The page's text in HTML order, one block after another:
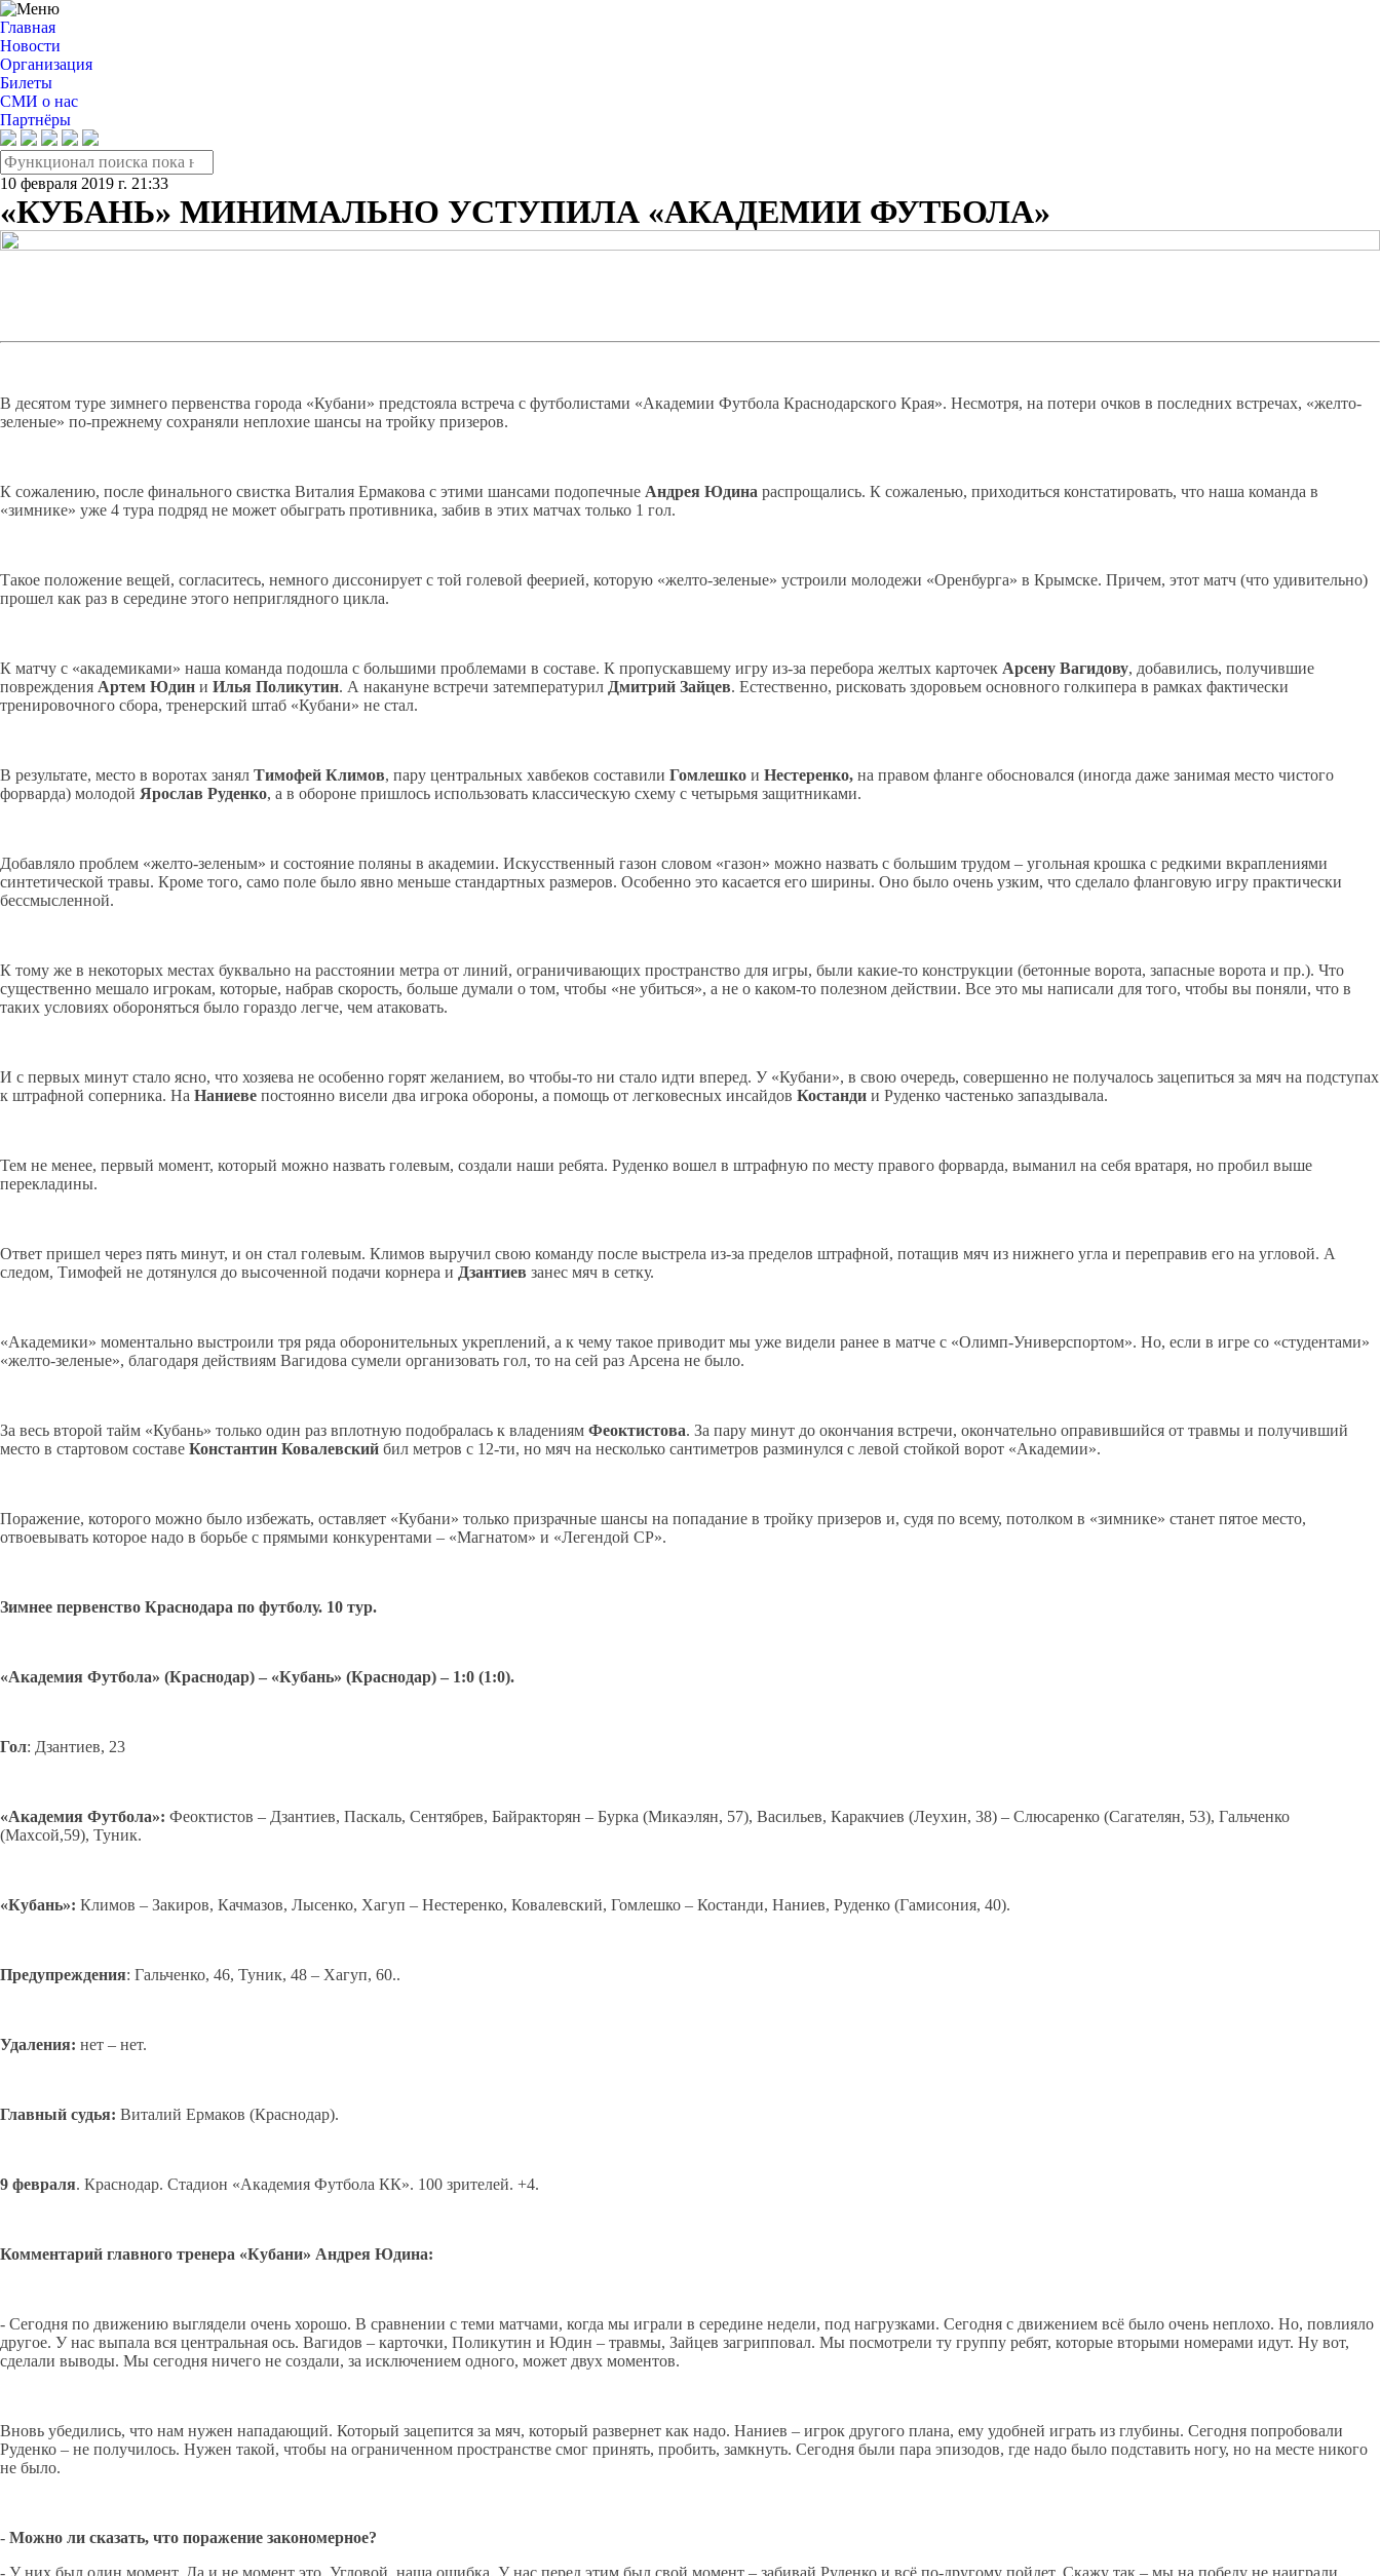
Главная
Новости
Организация
Билеты
СМИ о нас
Партнёры
10 февраля 2019 г. 21:33
«КУБАНЬ» МИНИМАЛЬНО УСТУПИЛА «АКАДЕМИИ ФУТБОЛА»
В десятом туре зимнего первенства города «Кубани» предстояла встреча с футболистами «Академии Футбола Краснодарского Края». Несмотря, на потери очков в последних встречах, «желто-
зеленые» по-прежнему сохраняли неплохие шансы на тройку призеров.
К сожалению, после финального свистка Виталия Ермакова с этими шансами подопечные Андрея Юдина распрощались. К сожаленью, приходиться констатировать, что наша команда в
«зимнике» уже 4 тура подряд не может обыграть противника, забив в этих матчах только 1 гол.
Такое положение вещей, согласитесь, немного диссонирует с той голевой феерией, которую «желто-зеленые» устроили молодежи «Оренбурга» в Крымске. Причем, этот матч (что удивительно)
прошел как раз в середине этого неприглядного цикла.
К матчу с «академиками» наша команда подошла с большими проблемами в составе. К пропускавшему игру из-за перебора желтых карточек Арсену Вагидову, добавились, получившие
повреждения Артем Юдин и Илья Поликутин. А накануне встречи затемпературил Дмитрий Зайцев. Естественно, рисковать здоровьем основного голкипера в рамках фактически
тренировочного сбора, тренерский штаб «Кубани» не стал.
В результате, место в воротах занял Тимофей Климов, пару центральных хавбеков составили Гомлешко и Нестеренко, на правом фланге обосновался (иногда даже занимая место чистого
форварда) молодой Ярослав Руденко, а в обороне пришлось использовать классическую схему с четырьмя защитниками.
Добавляло проблем «желто-зеленым» и состояние поляны в академии. Искусственный газон словом «газон» можно назвать с большим трудом – угольная крошка с редкими вкраплениями
синтетической травы. Кроме того, само поле было явно меньше стандартных размеров. Особенно это касается его ширины. Оно было очень узким, что сделало фланговую игру практически
бессмысленной.
К тому же в некоторых местах буквально на расстоянии метра от линий, ограничивающих пространство для игры, были какие-то конструкции (бетонные ворота, запасные ворота и пр.). Что
существенно мешало игрокам, которые, набрав скорость, больше думали о том, чтобы «не убиться», а не о каком-то полезном действии. Все это мы написали для того, чтобы вы поняли, что в
таких условиях обороняться было гораздо легче, чем атаковать.
И с первых минут стало ясно, что хозяева не особенно горят желанием, во чтобы-то ни стало идти вперед. У «Кубани», в свою очередь, совершенно не получалось зацепиться за мяч на подступах
к штрафной соперника. На Наниеве постоянно висели два игрока обороны, а помощь от легковесных инсайдов Костанди и Руденко частенько запаздывала.
Тем не менее, первый момент, который можно назвать голевым, создали наши ребята. Руденко вошел в штрафную по месту правого форварда, выманил на себя вратаря, но пробил выше
перекладины.
Ответ пришел через пять минут, и он стал голевым. Климов выручил свою команду после выстрела из-за пределов штрафной, потащив мяч из нижнего угла и переправив его на угловой. А
следом, Тимофей не дотянулся до высоченной подачи корнера и Дзантиев занес мяч в сетку.
«Академики» моментально выстроили тря ряда оборонительных укреплений, а к чему такое приводит мы уже видели ранее в матче с «Олимп-Универспортом». Но, если в игре со «студентами»
«желто-зеленые», благодаря действиям Вагидова сумели организовать гол, то на сей раз Арсена не было.
За весь второй тайм «Кубань» только один раз вплотную подобралась к владениям Феоктистова. За пару минут до окончания встречи, окончательно оправившийся от травмы и получивший
место в стартовом составе Константин Ковалевский бил метров с 12-ти, но мяч на несколько сантиметров разминулся с левой стойкой ворот «Академии».
Поражение, которого можно было избежать, оставляет «Кубани» только призрачные шансы на попадание в тройку призеров и, судя по всему, потолком в «зимнике» станет пятое место,
отвоевывать которое надо в борьбе с прямыми конкурентами – «Магнатом» и «Легендой СР».
Зимнее первенство Краснодара по футболу. 10 тур.
«Академия Футбола» (Краснодар) – «Кубань» (Краснодар) – 1:0 (1:0).
Гол: Дзантиев, 23
«Академия Футбола»: Феоктистов – Дзантиев, Паскаль, Сентябрев, Байракторян – Бурка (Микаэлян, 57), Васильев, Каракчиев (Леухин, 38) – Слюсаренко (Сагателян, 53), Гальченко
(Махсой,59), Туник.
«Кубань»: Климов – Закиров, Качмазов, Лысенко, Хагуп – Нестеренко, Ковалевский, Гомлешко – Костанди, Наниев, Руденко (Гамисония, 40).
Предупреждения: Гальченко, 46, Туник, 48 – Хагуп, 60..
Удаления: нет – нет.
Главный судья: Виталий Ермаков (Краснодар).
9 февраля. Краснодар. Стадион «Академия Футбола КК». 100 зрителей. +4.
Комментарий главного тренера «Кубани» Андрея Юдина:
- Сегодня по движению выглядели очень хорошо. В сравнении с теми матчами, когда мы играли в середине недели, под нагрузками. Сегодня с движением всё было очень неплохо. Но, повлияло
другое. У нас выпала вся центральная ось. Вагидов – карточки, Поликутин и Юдин – травмы, Зайцев загрипповал. Мы посмотрели ту группу ребят, которые вторыми номерами идут. Ну вот,
сделали выводы. Мы сегодня ничего не создали, за исключением одного, может двух моментов.
Вновь убедились, что нам нужен нападающий. Который зацепится за мяч, который развернет как надо. Наниев – игрок другого плана, ему удобней играть из глубины. Сегодня попробовали
Руденко – не получилось. Нужен такой, чтобы на ограниченном пространстве смог принять, пробить, замкнуть. Сегодня были пара эпизодов, где надо было подставить ногу, но на месте никого
не было.
- Можно ли сказать, что поражение закономерное?
- У них был один момент. Да и не момент это. Угловой, наша ошибка. У нас перед этим был свой момент – забивай Руденко и всё по-другому пойдет. Скажу так – мы на победу не наиграли,